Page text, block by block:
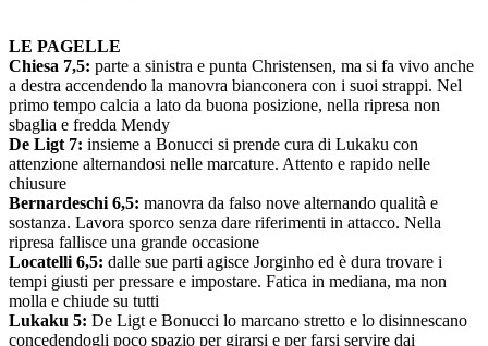
LE PAGELLE
Chiesa 7,5: parte a sinistra e punta Christensen, ma si fa vivo anche
a destra accendendo la manovra bianconera con i suoi strappi. Nel
primo tempo calcia a lato da buona posizione, nella ripresa non
sbaglia e fredda Mendy
De Ligt 7: insieme a Bonucci si prende cura di Lukaku con
attenzione alternandosi nelle marcature. Attento e rapido nelle
chiusure
Bernardeschi 6,5: manovra da falso nove alternando qualità e
sostanza. Lavora sporco senza dare riferimenti in attacco. Nella
ripresa fallisce una grande occasione
Locatelli 6,5: dalle sue parti agisce Jorginho ed è dura trovare i
tempi giusti per pressare e impostare. Fatica in mediana, ma non
molla e chiude su tutti
Lukaku 5: De Ligt e Bonucci lo marcano stretto e lo disinnescano
concedendogli poco spazio per girarsi e per farsi servire dai